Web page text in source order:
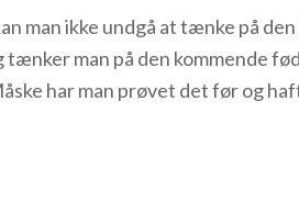
man ikke undgå at tænke på
man på den kommende
har man prøvet det før og